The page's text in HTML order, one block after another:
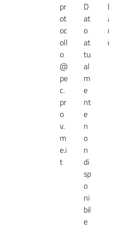
pr
ot
oc
oll
o
@
pe
c.
pr
o
v.
m
e.i
t
D
at
o
at
tu
al
m
e
nt
e
n
o
n
di
sp
o
ni
bil
e